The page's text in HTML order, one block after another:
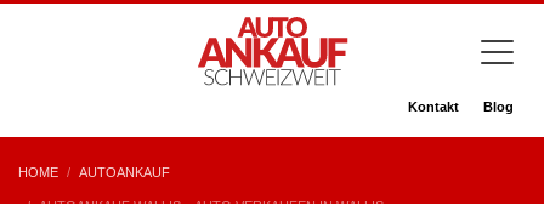
Kontakt Blog
HOME AUTOANKAUF
AUTOANKAUF WALLIS – AUTO VERKAUFEN IN WALLIS